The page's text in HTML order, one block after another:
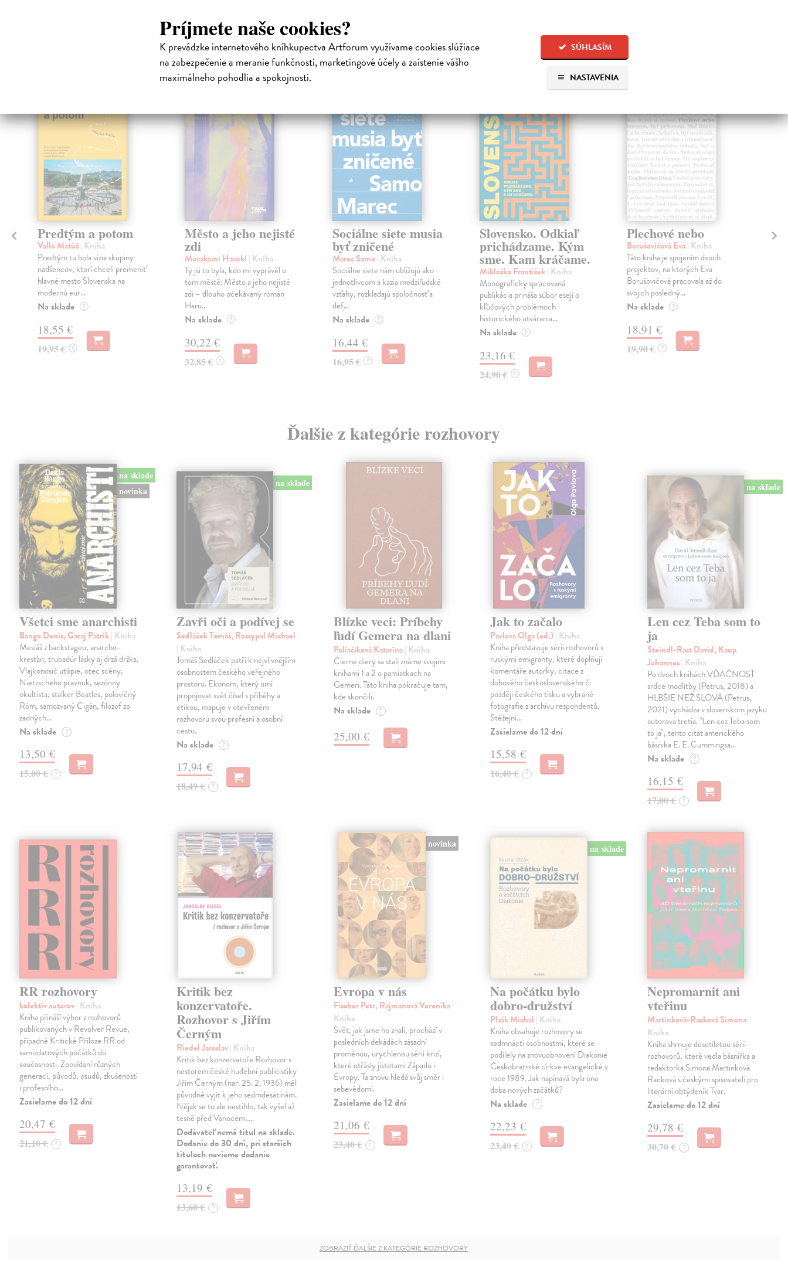
Príjmete naše cookies?
K prevádzke internetového kníhkupectva Artforum využívame cookies slúžiace
na zabezpečenie a meranie funkčnosti, marketingové účely a zaistenie vášho
maximálneho pohodlia a spokojnosti.
SÚHLASÍM
NASTAVENIA
Čitatelia s podobným vkusom si kúpili aj:
Predtým a potom
Vallo Matúš| Kniha
Predtým tu bola vízia skupiny
nadšencov, ktorí chceli premeniť
hlavné mesto Slovenska na
modernú eur...
Na sklade ?
18,55 €
19,95 € ?
Město a jeho nejisté
zdi
Murakami Haruki | Kniha
Ty jsi to byla, kdo mi vyprávěl o
tom městě. Město a jeho nejisté
zdi – dlouho očekávaný román
Haru...
Na sklade ?
30,22 €
32,85 € ?
Sociálne siete musia
byť zničené
Marec Samo| Kniha
Sociálne siete nám ubližujú ako
jednotlivcom a kazia medziľudské
vzťahy, rozkladajú spoločnosť a
def...
Na sklade ?
16,44 €
16,95 € ?
na sklade
Slovensko. Odkiaľ
prichádzame. Kým
sme. Kam kráčame.
Mikloško František| Kniha
Monograficky spracovaná
publikácia prináša súbor esejí o
kľúčových problémoch
historického utvárania...
Na sklade ?
23,16 €
24,90 € ?
Plechové nebo
Borušovičová Eva| Kniha
Táto kniha je spojením dvoch
projektov, na ktorých Eva
Borušovičová pracovala až do
svojich posledný...
Na sklade ?
18,91 €
19,90 € ?
Ďalšie z kategórie rozhovory
na sklade
novinka
Všetci sme anarchisti
Bango Denis, Garaj Patrik| Kniha
Mesiáš z backstageu, anarcho-
kresťan, trubadúr lásky aj drzá držka.
Vlajkonosič utópie, otec scény,
Nietzscheho pravnuk, sezónny
okultista, stalker Beatles, polovičný
Róm, samozvaný Cigán, filozof zo
zadných…
Na sklade ?
13,50 €
15,00 € ?
na sklade
Zavři oči a podívej se
Sedláček Tomáš, Rozsypal Michael
| Kniha
Tomáš Sedláček patří k nejvlivnějším
osobnostem českého veřejného
prostoru. Ekonom, který umí
propojovat svět čísel s příběhy a
etikou, mapuje v otevřeném
rozhovoru svou profesní a osobní
cestu.
Na sklade ?
17,94 €
18,49 € ?
Blízke veci: Príbehy
ľudí Gemera na dlani
Poliačiková Katarína| Kniha
Čierne diery sa stali známe svojimi
knihami 1 a 2 o pamiatkach na
Gemeri. Táto kniha pokračuje tam,
kde skončili.
Na sklade ?
25,00 €
Jak to začalo
Pavlova Olga (ed.)| Kniha
Kniha představuje sérii rozhovorů s
ruskými emigranty, které doplňují
komentáře autorky, citace z
dobového československého či
později českého tisku a vybrané
fotografie z archivu respondentů.
Stěžejní…
Zasielame do 12 dní
15,58 €
16,40 € ?
na sklade
Len cez Teba som to
ja
Steindl-Rast David, Kaup
Johannes| Kniha
Po dvoch knihách VĎAČNOSŤ
srdce modlitby (Petrus, 2018) a
HLBŠIE NEŽ SLOVÁ (Petrus,
2021) vychádza v slovenskom jazyku
autorova tretia. "Len cez Teba som
to ja", tento citát amerického
básnika E. E. Cummingsa…
Na sklade ?
16,15 €
17,00 € ?
RR rozhovory
kolektív autorov| Kniha
Kniha přináší výbor z rozhovorů
publikovaných v Revolver Revue,
případně Kritické Příloze RR od
samizdatových počátků do
současnosti. Zpovídaní různých
generací, původů, osudů, zkušeností
i profesního…
Zasielame do 12 dní
20,47 €
21,10 € ?
Kritik bez
konzervatoře.
Rozhovor s Jiřím
Černým
Riedel Jaroslav| Kniha
Kritik bez konzervatoře Rozhovor s
nestorem české hudební publicistiky
Jiřím Černým (nar. 25. 2. 1936) měl
původně vyjít k jeho sedmdesátinám.
Nějak se to ale nestihlo, tak vyšel až
tesně před Vánocemi.…
Dodávateľ nemá titul na sklade.
Dodanie do 30 dní, pri starších
tituloch nevieme dodanie
garantovať.
13,19 €
13,60 € ?
novinka
Evropa v nás
Fischer Petr, Rajmanová Veronika|
Kniha
Svět, jak jsme ho znali, prochází v
posledních dekádách zásadní
proměnou, urychlenou sérií krizí,
které otřásly jistotami Západu i
Evropy. Ta znovu hledá svůj směr i
sebevědomí.
Zasielame do 12 dní
21,06 €
23,40 € ?
na sklade
Na počátku bylo
dobro-družství
Plzák Michal | Kniha
Kniha obsahuje rozhovory se
sedmnácti osobnostmi, které se
podílely na znovuobnovení Diakonie
Českobratrské církve evangelické v
roce 1989. Jak napínavá byla ona
doba nových začátků?
Na sklade ?
22,23 €
23,40 € ?
Nepromarnit ani
vteřinu
Martínková-Racková Simona|
Kniha
Kniha shrnuje desetiletou sérii
rozhovorů, které vedla básnířka a
redaktorka Simona Martinková
Racková s českými spisovateli pro
literární obtýdeník Tvar.
Zasielame do 12 dní
29,78 €
30,70 € ?
ZOBRAZIŤ ĎALŠIE Z KATEGÓRIE ROZHOVORY